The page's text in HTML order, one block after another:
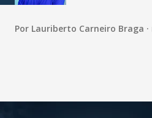
Por Lauriberto Carneiro Braga